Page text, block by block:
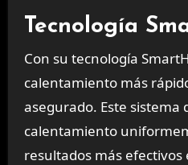
Tecnología
Con su tecnología
calentamiento más
asegurado. Este sistema
calentamiento
resultados más